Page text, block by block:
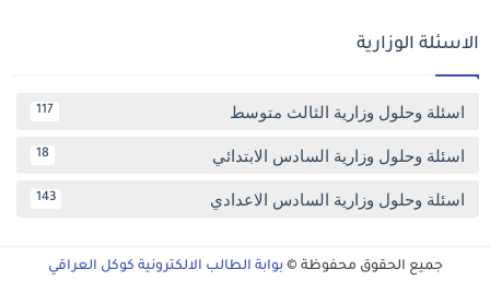
الاسئلة الوزارية
اسئلة وحلول وزارية الثالث متوسط 117
اسئلة وحلول وزارية السادس الابتدائي 18
اسئلة وحلول وزارية السادس الاعدادي 143
جميع الحقوق محفوظة © بوابة الطالب الالكترونية كوكل العراقي